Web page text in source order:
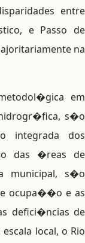
entre
e Passo de
na
em
s�o
integrada dos
das �reas de
municipal, s�o
ocupa��o e as
defici�ncias de
local, o Rio